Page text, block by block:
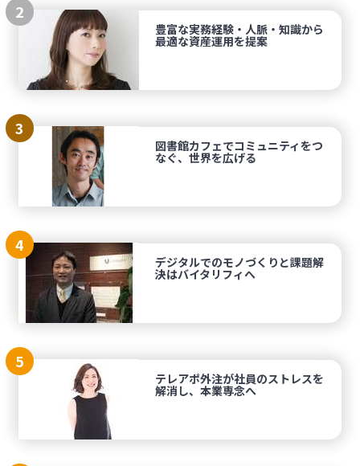
2
豊富な実務経験・人脈・知識から
最適な資産運用を提案
3
図書館カフェでコミュニティをつ
なぐ、世界を広げる
4
デジタルでのモノづくりと課題解
決はバイタリフィへ
5
テレアポ外注が社員のストレスを
解消し、本業専念へ